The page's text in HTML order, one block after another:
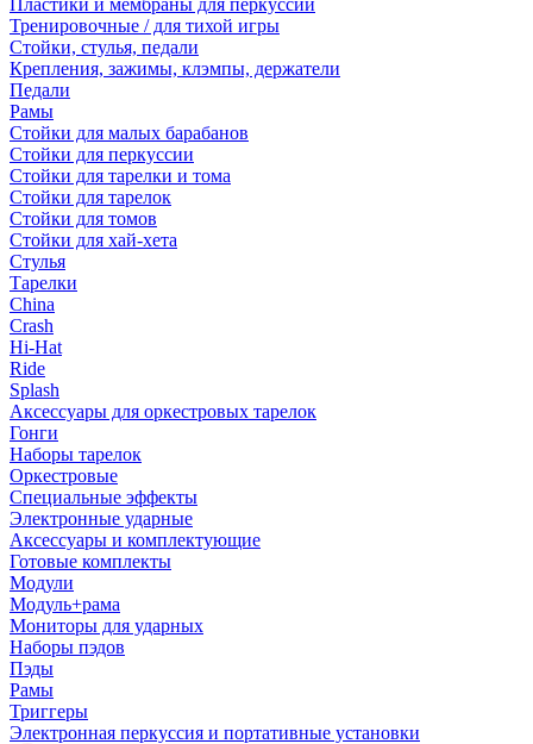
Пластики и мембраны для перкуссии
Тренировочные / для тихой игры
Стойки, стулья, педали
Крепления, зажимы, клэмпы, держатели
Педали
Рамы
Стойки для малых барабанов
Стойки для перкуссии
Стойки для тарелки и тома
Стойки для тарелок
Стойки для томов
Стойки для хай-хета
Стулья
Тарелки
China
Crash
Hi-Hat
Ride
Splash
Аксессуары для оркестровых тарелок
Гонги
Наборы тарелок
Оркестровые
Специальные эффекты
Электронные ударные
Аксессуары и комплектующие
Готовые комплекты
Модули
Модуль+рама
Мониторы для ударных
Наборы пэдов
Пэды
Рамы
Триггеры
Электронная перкуссия и портативные установки